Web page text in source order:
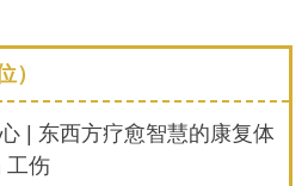
）
| 东西方疗愈智慧的康复体
工伤